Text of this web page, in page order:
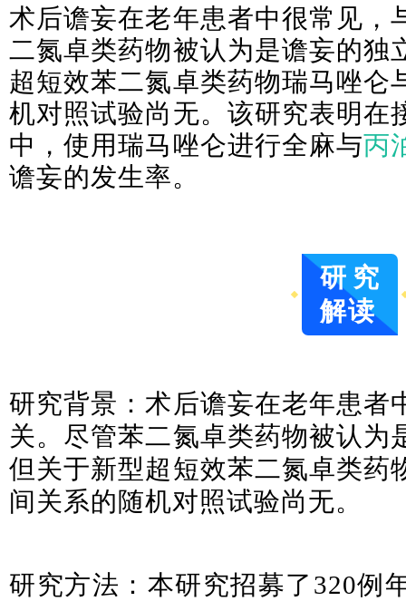
术后谵妄在老年患者中很常见，
二氮卓类药物被认为是谵妄的独
超短效苯二氮卓类药物瑞马唑仑
机对照试验尚无。该研究表明在
中，使用瑞马唑仑进行全麻与丙
谵妄的发生率。
研究
解读
研究背景：术后谵妄在老年患者
关。尽管苯二氮卓类药物被认为
但关于新型超短效苯二氮卓类药
间关系的随机对照试验尚无。
研究方法：本研究招募了320例